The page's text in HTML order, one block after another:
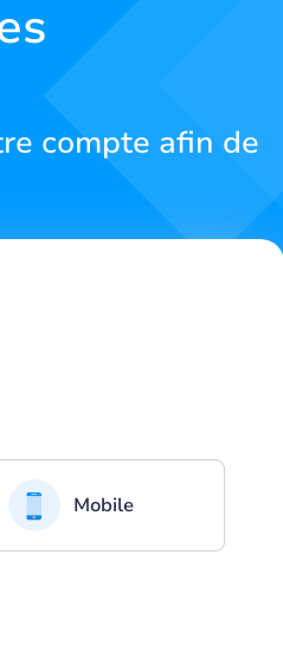
compte afin de
Mobile